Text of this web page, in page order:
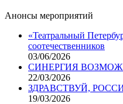
Анонсы мероприятий
«Театральный
соотечественников
03/06/2026
СИНЕРГИЯ
22/03/2026
ЗДРАВСТВУЙ,
19/03/2026